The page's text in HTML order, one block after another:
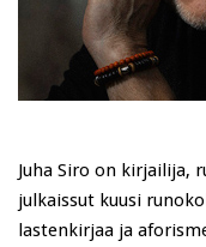
Juha Siro on kirjailija,
julkaissut kuusi
lastenkirjaa ja